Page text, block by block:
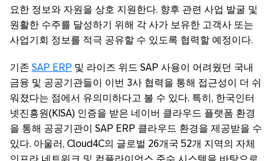
요한 정보와 자원을 상호 지원한다. 향후 관련 사업 발굴 및
원활한 수주를 달성하기 위해 각 사가 보유한 고객사 또는
사업기회 정보를 적극 공유할 수 있도록 협력할 예정이다.
기존 SAP ERP 및 라이즈 위드 SAP 사용이 어려웠던 국내
금융 및 공공기관들이 이번 3사 협력을 통해 접근성이 더 쉬
워졌다는 점에서 유의미하다고 볼 수 있다. 특히, 한국인터
넷진흥원(KISA) 인증을 받은 네이버 클라우드 플랫폼 환경
을 통해 공공기관이 SAP ERP 클라우드 환경을 제공받을 수
있다. 아울러, Cloud4C의 글로벌 26개국 52개 지역의 자체
인프라 네트워크 및 컴플라이언스 준수 시스템을 바탕으로